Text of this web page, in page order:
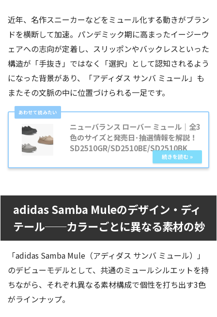
近年、名作スニーカーなどをミュール化する動きがブラン
ドを横断して加速。パンデミック期に高まったイージーウ
ェアへの志向が定着し、スリッポンやバックレスといった
構造が「手抜き」ではなく「選択」として認知されるよう
になった背景があり、「アディダス サンバ ミュール」も
またその文脈の中に位置づけられる一足です。
ニューバランス ローバー ミュール｜全3
色のサイズと発売日･抽選情報を解説！
SD2510GR/SD2510BE/SD2510BK
adidas Samba Muleのデザイン・ディ
テール──カラーごとに異なる素材の妙
「adidas Samba Mule（アディダス サンバ ミュール）」
のデビューモデルとして、共通のミュールシルエットを持
ちながら、それぞれ異なる素材構成で個性を打ち出す3色
がラインナップ。